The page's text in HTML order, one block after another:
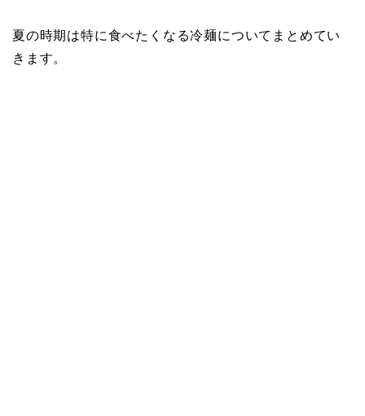
夏の時期は特に食べたくなる冷麺についてまとめてい
きます。